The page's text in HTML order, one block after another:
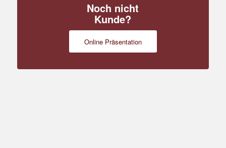
Noch nicht
Kunde?
Online Präsentation